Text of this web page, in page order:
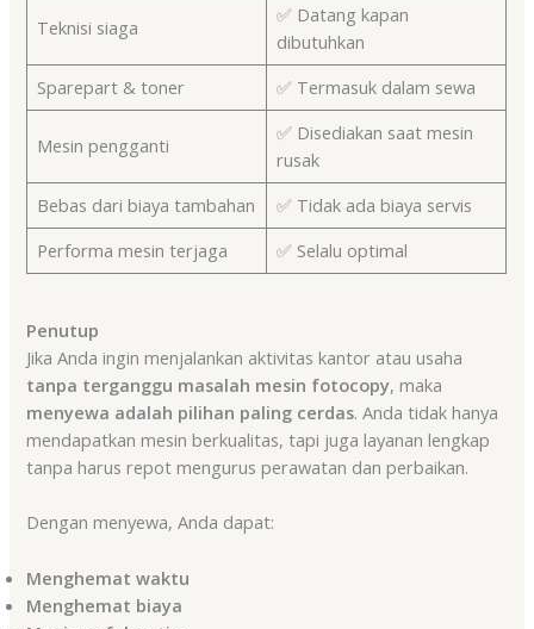
Teknisi siaga
✅ Datang kapan
dibutuhkan
Sparepart & toner
✅ Termasuk dalam sewa
Mesin pengganti
✅ Disediakan saat mesin
rusak
Bebas dari biaya tambahan
✅ Tidak ada biaya servis
Performa mesin terjaga
✅ Selalu optimal
Penutup
Jika Anda ingin menjalankan aktivitas kantor atau usaha
tanpa terganggu masalah mesin fotocopy, maka
menyewa adalah pilihan paling cerdas. Anda tidak hanya
mendapatkan mesin berkualitas, tapi juga layanan lengkap
tanpa harus repot mengurus perawatan dan perbaikan.
Dengan menyewa, Anda dapat:
Menghemat waktu
Menghemat biaya